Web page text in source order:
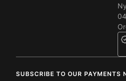
SUBSCRIBE TO OUR PAYMENTS